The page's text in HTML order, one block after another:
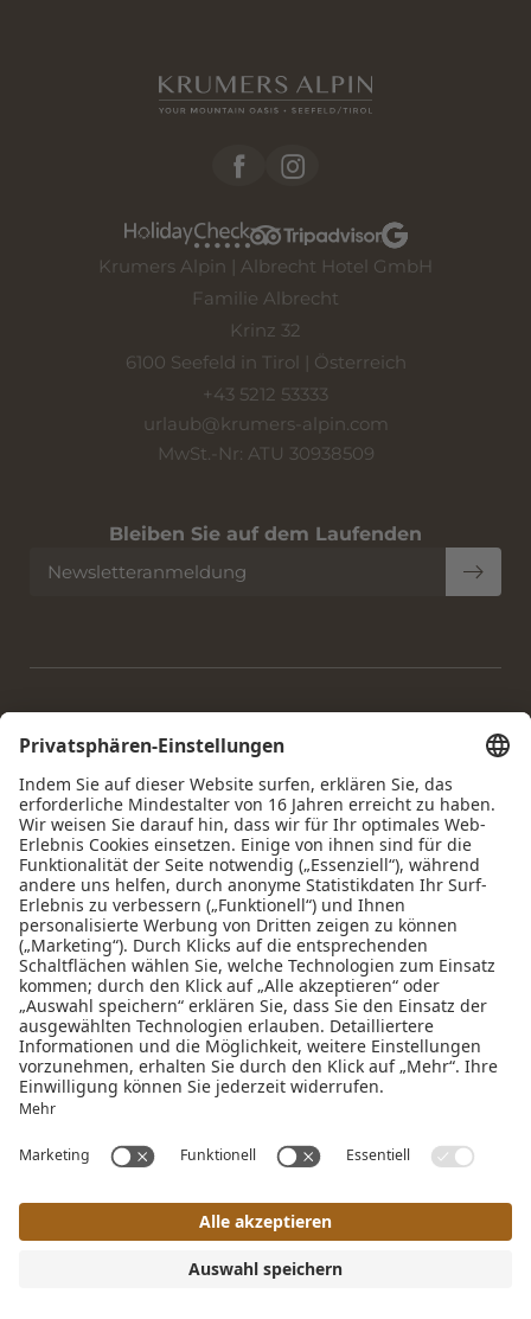
Krumers Alpin | Albrecht Hotel GmbH
Familie Albrecht
Krinz 32
6100 Seefeld in Tirol | Österreich
+43 5212 53333
urlaub@krumers-alpin.com
MwSt.-Nr: ATU 30938509
Bleiben Sie auf dem Laufenden
Newsletteranmeldung
Home|Impressum|Datenschutz
Alpin | Albrecht Hotel GmbH
Interessante Seiten:
Hotel Seefeld Tirol| Seefeld übernachten| Restaurant
Seefeld Tirol |Hundehotel Tirol|Wellnesshotel Tirol 4 Sterne
| Day Spa Seefeld Tirol|Urlaub Seefeld Tirol |
Sehenswürdigkeiten Seefeld |Hotel in Seefeld mit Pool |
Yogahotel Tirol |Seefeld biken| Seefeld langlaufen
wandern